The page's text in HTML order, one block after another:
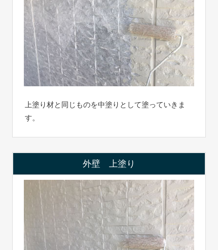
上塗り材と同じものを中塗りとして塗っていきま
す。
外壁 上塗り